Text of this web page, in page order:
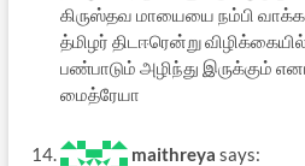
கிருஸ்தவ மாயையை நம்பி
த்மிழர் திடஈரென்று
பண்பாடும் அழிந்து இருக்கும்
மைத்ரேயா
maithreya says: